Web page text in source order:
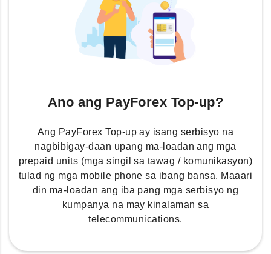
Ano ang PayForex Top-up?
Ang PayForex Top-up ay isang serbisyo na
nagbibigay-daan upang ma-loadan ang mga
prepaid units (mga singil sa tawag / komunikasyon)
tulad ng mga mobile phone sa ibang bansa. Maaari
din ma-loadan ang iba pang mga serbisyo ng
kumpanya na may kinalaman sa
telecommunications.